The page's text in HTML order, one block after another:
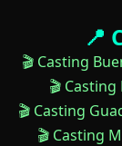
📍
🎬 Casting
🎬
🎬 Casting
🎬 Casting